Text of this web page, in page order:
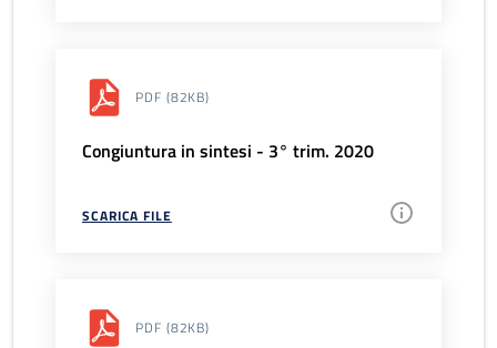
PDF (82KB)
Congiuntura in sintesi - 3° trim. 2020
SCARICA FILE
PDF (82KB)